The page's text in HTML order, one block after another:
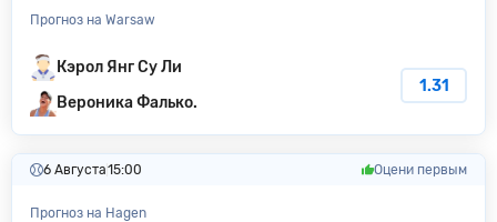
Прогноз на Warsaw
Кэрол Янг Су Ли
Вероника Фалько.
1.31
6 Августа15:00 Оцени первым
Прогноз на Hagen